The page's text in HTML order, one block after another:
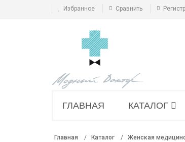
Избранное Сравнить
ГЛАВНАЯ КАТАЛОГ
Главная Каталог Женская